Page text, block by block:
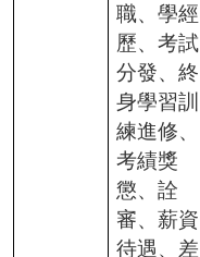
職、學經
歷、考試
分發、終
身學習訓
練進修、
考績獎
懲、詮
審、薪資
待遇、差